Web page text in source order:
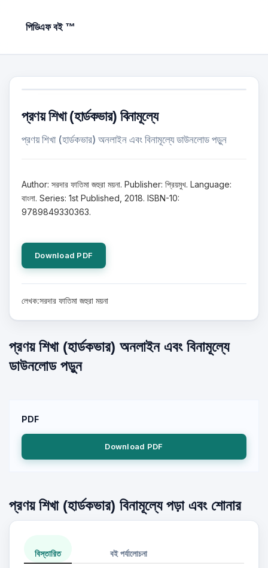
পিডিএফ বই ™
প্রণয় শিখা (হার্ডকভার) বিনামূল্যে
প্রণয় শিখা (হার্ডকভার) অনলাইন এবং বিনামূল্যে ডাউনলোড পড়ুন
Author: সরদার ফাতিমা জহুরা ময়না. Publisher: প্রিয়মুখ. Language:
বাংলা. Series: 1st Published, 2018. ISBN-10:
9789849330363.
Download PDF
লেখক:সরদার ফাতিমা জহুরা ময়না
প্রণয় শিখা (হার্ডকভার) অনলাইন এবং বিনামূল্যে
ডাউনলোড পড়ুন
PDF
Download PDF
প্রণয় শিখা (হার্ডকভার) বিনামূল্যে পড়া এবং শোনার
বিস্তারিত বই পর্যালোচনা